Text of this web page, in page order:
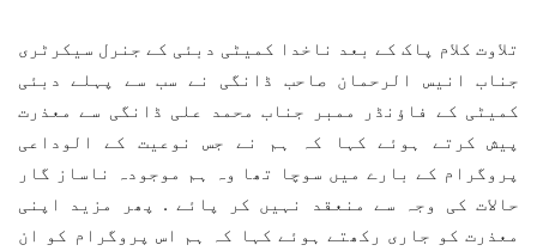
تلاوت کلام پاک کے بعد ناخدا کمیٹی دبئی کے جنرل سیکرٹری
جناب انیس الرحمان صاحب ڈانگی نے سب سے پہلے دبئی
کمیٹی کے فاؤنڈر ممبر جناب محمد علی ڈانگی سے معذرت
پیش کرتے ہوئے کہا کہ ہم نے جس نوعیت کے الوداعی
پروگرام کے بارے میں سوچا تھا وہ ہم موجودہ ناساز گار
حالات کی وجہ سے منعقد نہیں کر پائے . پھر مزید اپنی
معذرت کو جاری رکھتے ہوئے کہا کہ ہم اس پروگرام کو ان